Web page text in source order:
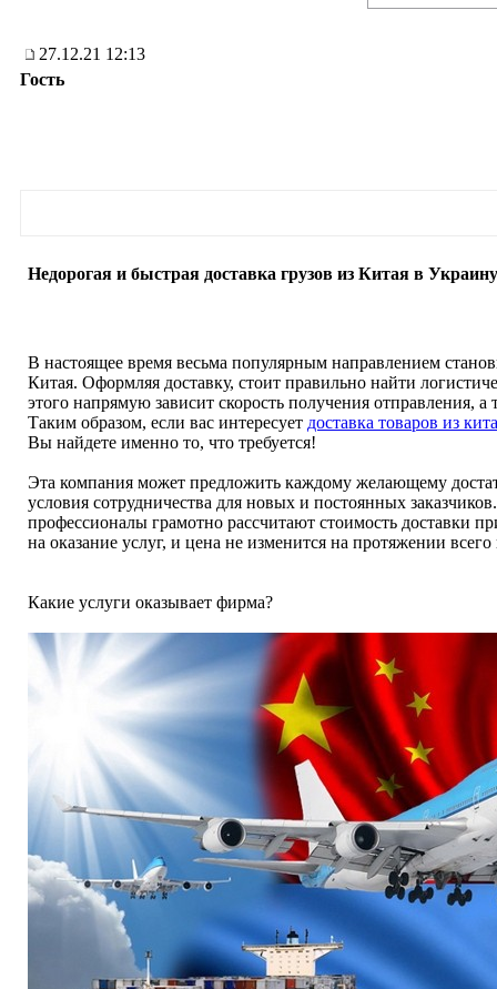
27.12.21 12:13
Гость
Недорогая и быстрая доставка грузов из Китая в Украину
В настоящее время весьма популярным направлением
Китая. Оформляя доставку, стоит правильно найти
этого напрямую зависит скорость получения отправления, а
Таким образом, если вас интересует доставка товаров из
Вы найдете именно то, что требуется!
Эта компания может предложить каждому желающему
условия сотрудничества для новых и постоянных
профессионалы грамотно рассчитают стоимость доставки
на оказание услуг, и цена не изменится на протяжении
Какие услуги оказывает фирма?